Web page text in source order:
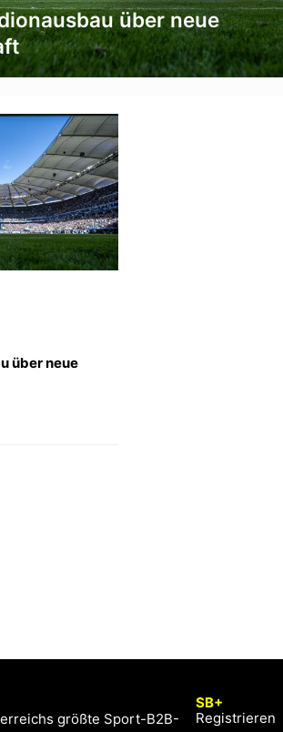
über neue
über neue
größte Sport-B2B-
SB+
Registrieren